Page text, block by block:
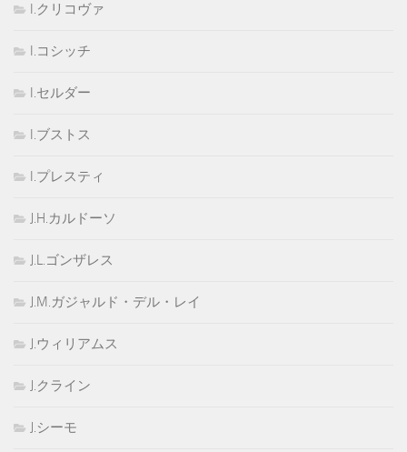
I.クリコヴァ
I.コシッチ
I.セルダー
I.ブストス
I.プレスティ
J.H.カルドーソ
J.L.ゴンザレス
J.M.ガジャルド・デル・レイ
J.ウィリアムス
J.クライン
J.シーモ